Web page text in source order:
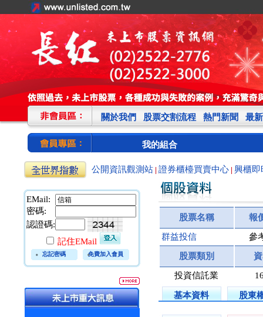
關於我們 股票交割流程 熱門新聞 最
我的組合
公開資訊觀測站 證券櫃檯買賣中心 興櫃即
EMail:
密碼:
認證碼:
記住EMail
忘記密碼 免費加入會員
股票名稱 報
群益投信 參
股票類別
投資信託業
基本資料 股東